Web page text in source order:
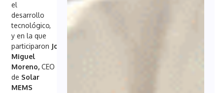
el
desarrollo
tecnológico,
y en la que
participaron José
Miguel
Moreno,CEO
de Solar
MEMS